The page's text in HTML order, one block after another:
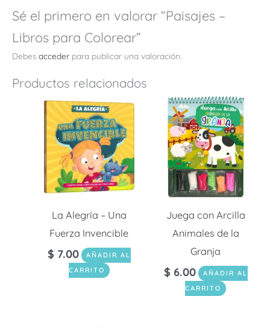
Sé el primero en valorar “Paisajes –
Libros para Colorear”
Debes acceder para publicar una valoración.
Productos relacionados
La Alegría – Una
Fuerza Invencible
$ 7.00
AÑADIR AL
CARRITO
Juega con Arcilla
Animales de la
Granja
$ 6.00
AÑADIR AL
CARRITO